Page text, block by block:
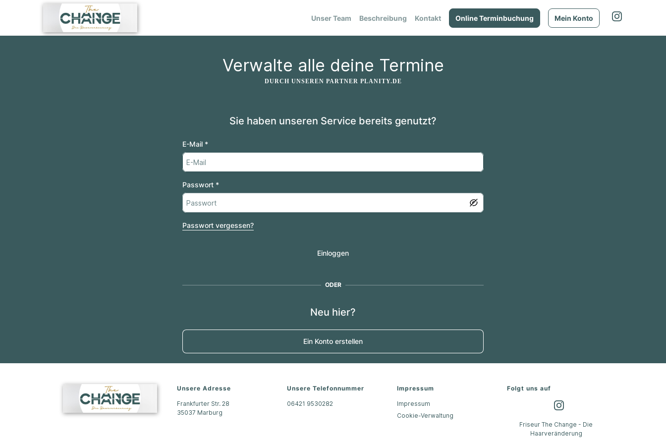
Online Terminbuchung
Unser Team Beschreibung Kontakt Mein Konto
Verwalte alle deine Termine
DURCH UNSEREN PARTNER PLANITY.DE
Sie haben unseren Service bereits genutzt?
E-Mail *
Passwort *
Einloggen
Passwort vergessen?
ODER
Neu hier?
Ein Konto erstellen
Unsere Adresse
Frankfurter Str. 28
35037 Marburg
Unsere Telefonnummer
06421 9530282
Impressum
Impressum
Cookie-Verwaltung
Folgt uns auf
Friseur The Change - Die
Haarveränderung